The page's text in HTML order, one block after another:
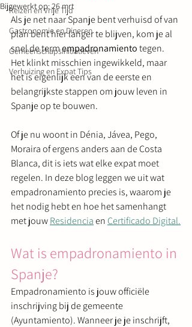
Reizen en Vrije Tijd
Gastronomie en Dineren
Gemeenschapsinitiatieven
Verhuizing en Expat Tips
Bijgewerkt op:26 mrt
Als je net naar Spanje bent verhuisd of van
plan bent hier langer te blijven, kom je al
snel de term empadronamiento tegen.
Het klinkt misschien ingewikkeld, maar
het is eigenlijk een van de eerste en
belangrijkste stappen om jouw leven in
Spanje op te bouwen.
Of je nu woont in Dénia, Jávea, Pego,
Moraira of ergens anders aan de Costa
Blanca, dit is iets wat elke expat moet
regelen. In deze blog leggen we uit wat
empadronamiento precies is, waarom je
het nodig hebt en hoe het samenhangt
met jouw Residencia en Certificado Digital.
Wat is empadronamiento in
Spanje?
Empadronamiento is jouw officiële
inschrijving bij de gemeente
(Ayuntamiento). Wanneer je je inschrijft,